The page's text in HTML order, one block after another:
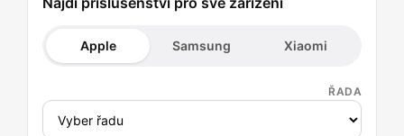
Apple Samsung Xiaomi
ŘADA